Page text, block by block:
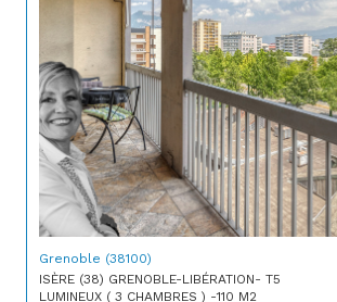
Grenoble (38100)
ISÈRE (38) GRENOBLE-LIBÉRATION- T5
LUMINEUX ( 3 CHAMBRES ) -110 M2